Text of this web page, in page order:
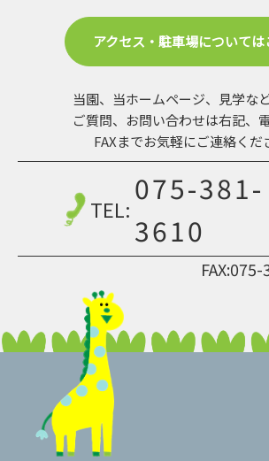
アクセス・駐車場については
当園、当ホームページ、見学な
ご質問、お問い合わせは右記、
FAXまでお気軽にご連絡くだ
TEL:
075-381-
3610